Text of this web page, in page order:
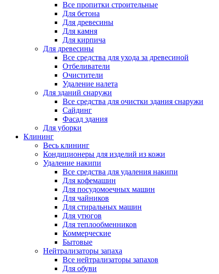
Все пропитки строительные
Для бетона
Для древесины
Для камня
Для кирпича
Для древесины
Все средства для ухода за древесиной
Отбеливатели
Очистители
Удаление налета
Для зданий снаружи
Все средства для очистки здания снаружи
Сайдинг
Фасад здания
Для уборки
Клининг
Весь клининг
Кондиционеры для изделий из кожи
Удаление накипи
Все средства для удаления накипи
Для кофемашин
Для посудомоечных машин
Для чайников
Для стиральных машин
Для утюгов
Для теплообменников
Коммерческие
Бытовые
Нейтрализаторы запаха
Все нейтрализаторы запахов
Для обуви